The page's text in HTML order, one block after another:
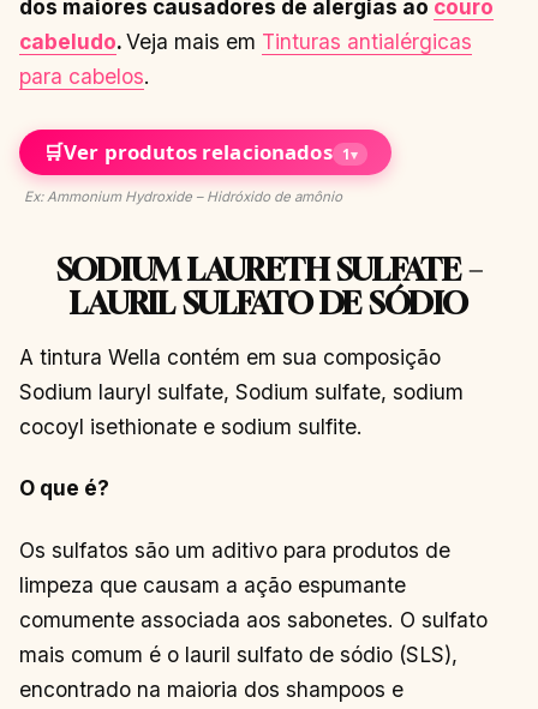
dos maiores causadores de alergias ao couro
cabeludo.Veja mais em Tinturas antialérgicas
para cabelos.
🛒Ver produtos relacionados 1▾
Ex: Ammonium Hydroxide – Hidróxido de amônio
SODIUM LAURETH SULFATE –
LAURIL SULFATO DE SÓDIO
A tintura Wella contém em sua composição
Sodium lauryl sulfate, Sodium sulfate, sodium
cocoyl isethionate e sodium sulfite.
O que é?
Os sulfatos são um aditivo para produtos de
limpeza que causam a ação espumante
comumente associada aos sabonetes. O sulfato
mais comum é o lauril sulfato de sódio (SLS),
encontrado na maioria dos shampoos e